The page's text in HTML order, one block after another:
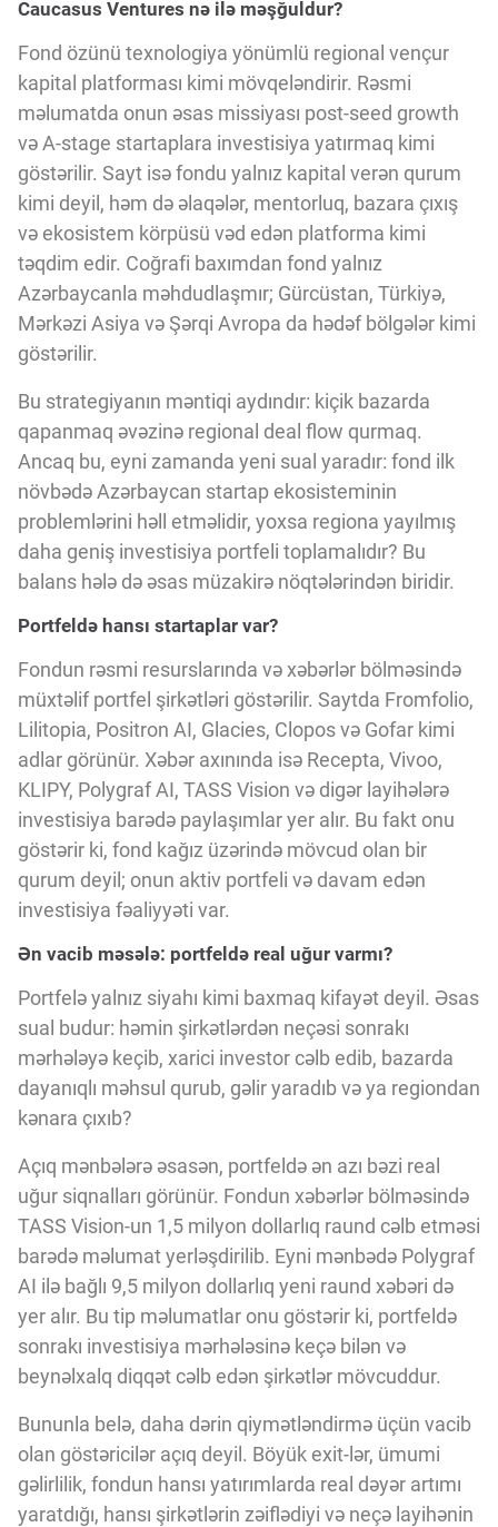
Caucasus Ventures nə ilə məşğuldur?
Fond özünü texnologiya yönümlü regional vençur
kapital platforması kimi mövqeləndirir. Rəsmi
məlumatda onun əsas missiyası post-seed growth
və A-stage startaplara investisiya yatırmaq kimi
göstərilir. Sayt isə fondu yalnız kapital verən qurum
kimi deyil, həm də əlaqələr, mentorluq, bazara çıxış
və ekosistem körpüsü vəd edən platforma kimi
təqdim edir. Coğrafi baxımdan fond yalnız
Azərbaycanla məhdudlaşmır; Gürcüstan, Türkiyə,
Mərkəzi Asiya və Şərqi Avropa da hədəf bölgələr kimi
göstərilir.
Bu strategiyanın məntiqi aydındır: kiçik bazarda
qapanmaq əvəzinə regional deal flow qurmaq.
Ancaq bu, eyni zamanda yeni sual yaradır: fond ilk
növbədə Azərbaycan startap ekosisteminin
problemlərini həll etməlidir, yoxsa regiona yayılmış
daha geniş investisiya portfeli toplamalıdır? Bu
balans hələ də əsas müzakirə nöqtələrindən biridir.
Portfeldə hansı startaplar var?
Fondun rəsmi resurslarında və xəbərlər bölməsində
müxtəlif portfel şirkətləri göstərilir. Saytda Fromfolio,
Lilitopia, Positron AI, Glacies, Clopos və Gofar kimi
adlar görünür. Xəbər axınında isə Recepta, Vivoo,
KLIPY, Polygraf AI, TASS Vision və digər layihələrə
investisiya barədə paylaşımlar yer alır. Bu fakt onu
göstərir ki, fond kağız üzərində mövcud olan bir
qurum deyil; onun aktiv portfeli və davam edən
investisiya fəaliyyəti var.
Ən vacib məsələ: portfeldə real uğur varmı?
Portfelə yalnız siyahı kimi baxmaq kifayət deyil. Əsas
sual budur: həmin şirkətlərdən neçəsi sonrakı
mərhələyə keçib, xarici investor cəlb edib, bazarda
dayanıqlı məhsul qurub, gəlir yaradıb və ya regiondan
kənara çıxıb?
Açıq mənbələrə əsasən, portfeldə ən azı bəzi real
uğur siqnalları görünür. Fondun xəbərlər bölməsində
TASS Vision-un 1,5 milyon dollarlıq raund cəlb etməsi
barədə məlumat yerləşdirilib. Eyni mənbədə Polygraf
AI ilə bağlı 9,5 milyon dollarlıq yeni raund xəbəri də
yer alır. Bu tip məlumatlar onu göstərir ki, portfeldə
sonrakı investisiya mərhələsinə keçə bilən və
beynəlxalq diqqət cəlb edən şirkətlər mövcuddur.
Bununla belə, daha dərin qiymətləndirmə üçün vacib
olan göstəricilər açıq deyil. Böyük exit-lər, ümumi
gəlirlilik, fondun hansı yatırımlarda real dəyər artımı
yaratdığı, hansı şirkətlərin zəiflədiyi və neçə layihənin